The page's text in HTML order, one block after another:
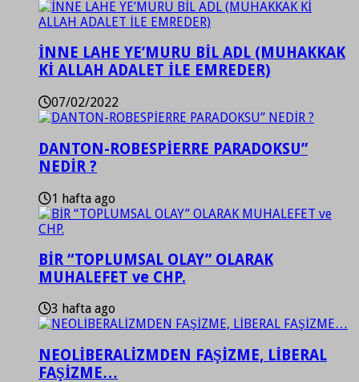
İNNE LAHE YE’MURU BİL ADL (MUHAKKAK
Kİ ALLAH ADALET İLE EMREDER)
07/02/2022
DANTON-ROBESPİERRE PARADOKSU”
NEDİR ?
1 hafta ago
BİR “TOPLUMSAL OLAY” OLARAK
MUHALEFET ve CHP.
3 hafta ago
NEOLİBERALİZMDEN FAŞİZME, LİBERAL
FAŞİZME…